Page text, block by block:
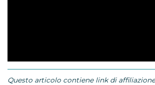
Questo articolo contiene link di